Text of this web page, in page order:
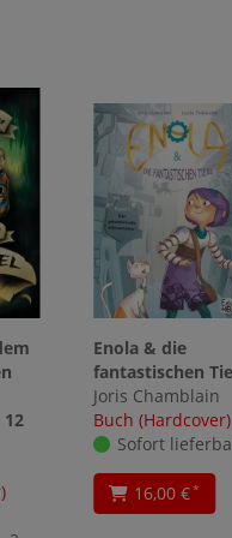
12
Enola & die
fantastischen
Joris Chamblain
Buch (Hardcover)
Sofort
16,00 €*